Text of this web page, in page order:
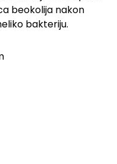
beokolija nakon
bakteriju.